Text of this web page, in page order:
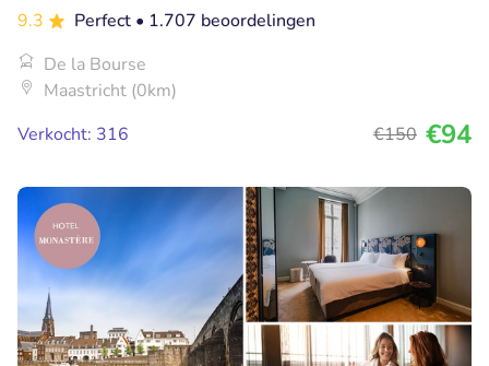
9.3
Perfect • 1.707 beoordelingen
De la Bourse
Maastricht (0km)
Verkocht: 316
€150 €94